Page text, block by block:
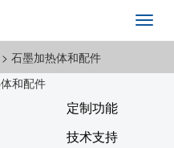
> 石墨加热体和配件
定制功能
技术支持